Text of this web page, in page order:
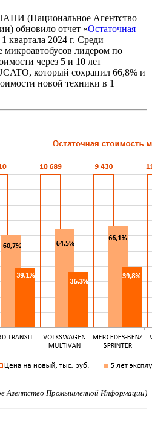
(Национальное Агентство
обновило отчет «Остаточная
квартала 2024 г. Среди
микроавтобусов лидером по
через 5 и 10 лет
который сохранил 66,8% и
новой техники в 1
Агентство Промышленной Информации)